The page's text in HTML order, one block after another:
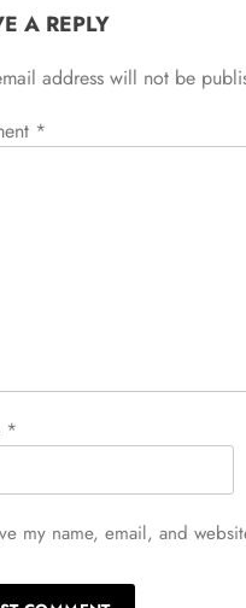
A REPLY
address will not be
*
*
my name, email, and